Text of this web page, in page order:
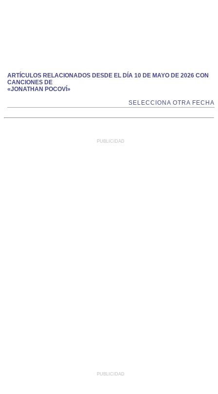
ARTÍCULOS RELACIONADOS DESDE EL DÍA 10 DE MAYO DE 2026 CON
CANCIONES DE
«JONATHAN POCOVÍ»
SELECCIONA OTRA FECHA
PUBLICIDAD
PUBLICIDAD